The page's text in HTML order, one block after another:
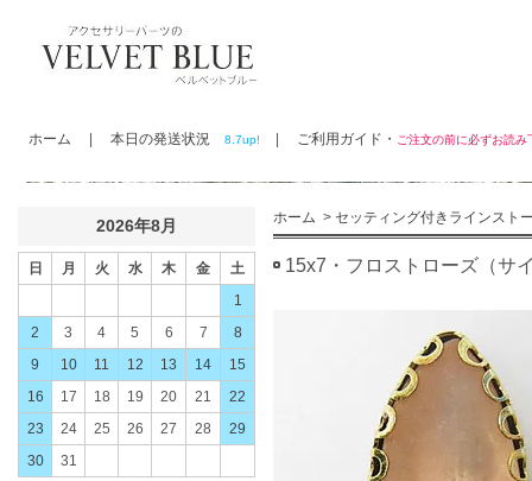
ホーム 本日の発送状況 8.7up! ご利用ガイド・ ご注文の前に必ずお読
ホーム > セッティング付きラインスト
15x7・フロストローズ（サ
2026年8月
日 月 火 水 木 金
土
1
2
3 4 5 6 7
8
9
10 11 12 13 14
15
16
17 18 19 20 21
22
23
24 25 26 27 28
29
30
31